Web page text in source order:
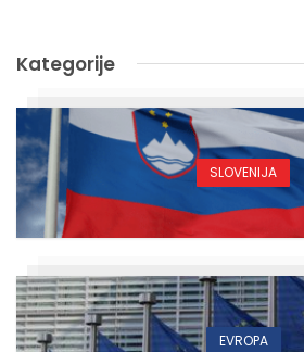
Kategorije
SLOVENIJA
EVROPA